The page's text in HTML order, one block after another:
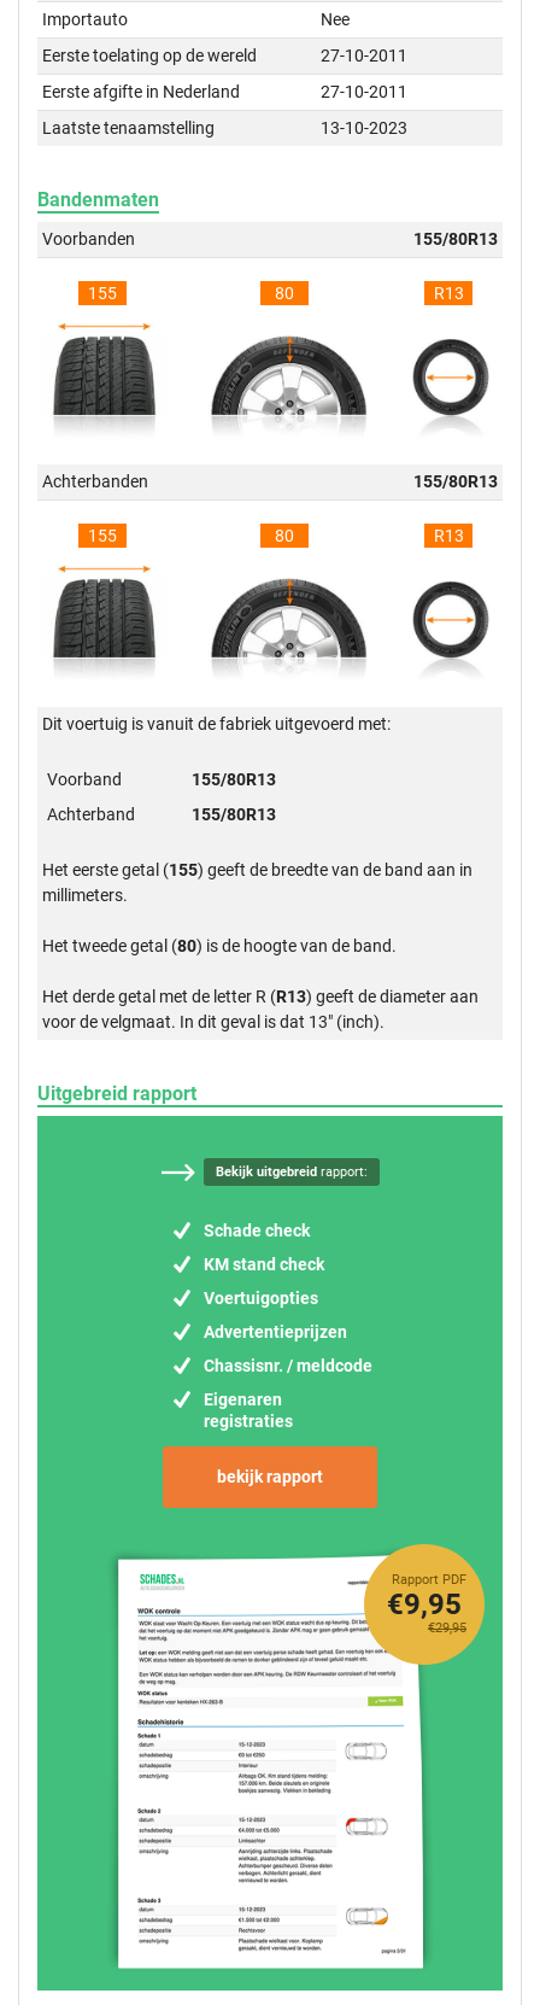
Importauto
Nee
Eerste toelating op de wereld
27-10-2011
Eerste afgifte in Nederland
27-10-2011
Laatste tenaamstelling
13-10-2023
Bandenmaten
Voorbanden 155/80R13
155 80 R13
Achterbanden 155/80R13
155 80 R13
Dit voertuig is vanuit de fabriek uitgevoerd met:
Voorband
155/80R13
Achterband
155/80R13
Het eerste getal (155) geeft de breedte van de band aan in
millimeters.
Het tweede getal (80) is de hoogte van de band.
Het derde getal met de letter R (R13) geeft de diameter aan
voor de velgmaat. In dit geval is dat 13" (inch).
Uitgebreid rapport
Bekijk uitgebreid rapport:
Schade check
KM stand check
Voertuigopties
Advertentieprijzen
Chassisnr. / meldcode
Eigenaren
registraties
bekijk rapport
Rapport PDF
€29,95
€9,95